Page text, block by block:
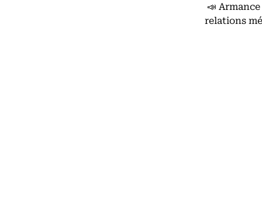
📣
relations